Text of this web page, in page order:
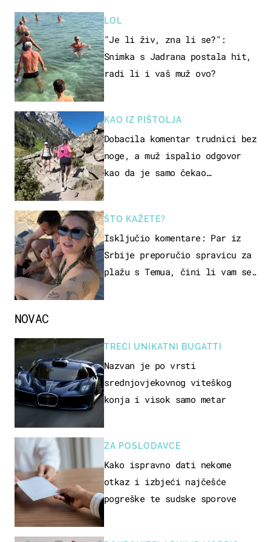
LOL
"Je li živ, zna li se?":
Snimka s Jadrana postala hit,
radi li i vaš muž ovo?
KAO IZ PIŠTOLJA
Dobacila komentar trudnici bez
noge, a muž ispalio odgovor
kao da je samo čekao…
ŠTO KAŽETE?
Isključio komentare: Par iz
Srbije preporučio spravicu za
plažu s Temua, čini li vam se
NOVAC
TREĆI UNIKATNI BUGATTI
Nazvan je po vrsti
srednjovjekovnog viteškog
konja i visok samo metar
ZA POSLODAVCE
Kako ispravno dati nekome
otkaz i izbjeći najčešće
pogreške te sudske sporove